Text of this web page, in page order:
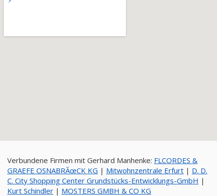
Verbundene Firmen mit Gerhard Manhenke: FLCORDES &
GRAEFE OSNABRÃœCK KG | Mitwohnzentrale Erfurt | D. D.
C. City Shopping Center Grundstücks-Entwicklungs-GmbH |
Kurt Schindler | MOSTERS GMBH & CO KG